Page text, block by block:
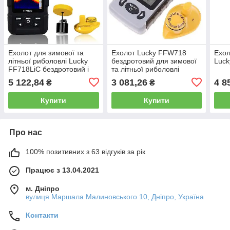
Ехолот для зимової та
літньої риболовлі Lucky
FF718LiC бездротовий і
5 122,84 ₴
Купити
Ехолот Lucky FFW718
бездротовий для зимової
та літньої риболовлі
3 081,26₴
Купити
4
Про нас
100% позитивних з 63 відгуків за рік
Працює з 13.04.2021
м. Дніпро
вулиця Маршала Малиновського 10, Дніпро, Україна
Контакти